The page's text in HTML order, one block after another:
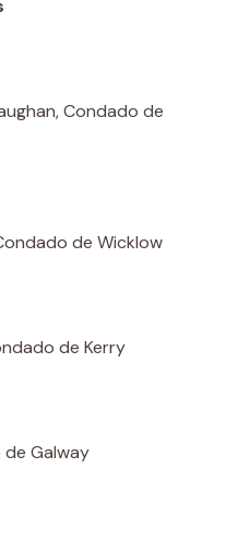
Condado de
de Wicklow
de Kerry
de Galway